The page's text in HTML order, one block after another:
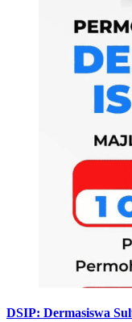
DSIP: Dermasiswa